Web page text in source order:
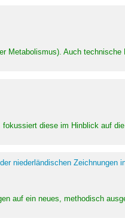
Metabolismus). Auch
diese im Hinblick auf
niederländischen Zeichnungen
auf ein neues, methodisch